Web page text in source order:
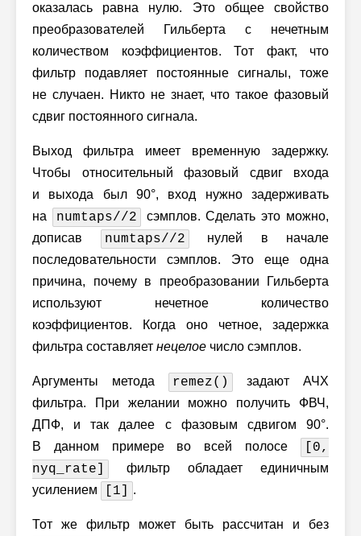
оказалась равна нулю. Это общее свойство
преобразователей Гильберта с нечетным
количеством коэффициентов. Тот факт, что
фильтр подавляет постоянные сигналы, тоже
не случаен. Никто не знает, что такое фазовый
сдвиг постоянного сигнала.
Выход фильтра имеет временную задержку.
Чтобы относительный фазовый сдвиг входа
и выхода был 90°, вход нужно задерживать
на
numtaps//2
сэмплов. Сделать это можно,
дописав
numtaps//2
нулей в начале
последовательности сэмплов. Это еще одна
причина, почему в преобразовании Гильберта
используют нечетное количество
коэффициентов. Когда оно четное, задержка
фильтра составляет нецелое число сэмплов.
Аргументы метода remez()
задают АЧХ
фильтра. При желании можно получить ФВЧ,
ДПФ, и так далее с фазовым сдвигом 90°.
В данном примере во всей полосе
[0,
nyq_rate]
фильтр обладает единичным
усилением
[1] .
Тот же фильтр может быть рассчитан и без